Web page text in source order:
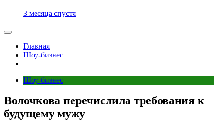
3 месяца спустя
Главная
Шоу-бизнес
Шоу-бизнес
Волочкова перечислила требования к
будущему мужу